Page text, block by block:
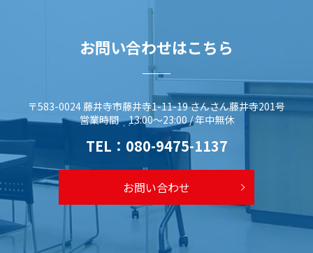
お問い合わせはこちら
〒583-0024 藤井寺市藤井寺1-11-19 さんさん藤井寺201号
営業時間 13:00～23:00 / 年中無休
TEL： 080-9475-1137
お問い合わせ